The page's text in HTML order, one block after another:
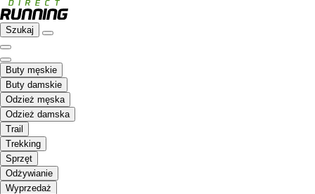
Szukaj
Buty męskie
Buty damskie
Odzież męska
Odzież damska
Trail
Trekking
Sprzęt
Odżywianie
Wyprzedaż